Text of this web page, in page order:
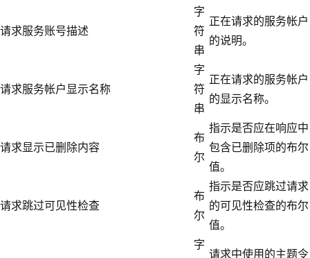
请求服务账号描述
字
符
串
正在请求的服务帐户
的说明。
请求服务帐户显示名称
字
符
串
正在请求的服务帐户
的显示名称。
请求显示已删除内容
布
尔
指示是否应在响应中
包含已删除项的布尔
值。
请求跳过可见性检查
布
尔
指示是否应跳过请求
的可见性检查的布尔
值。
字
请求中使用的主题令